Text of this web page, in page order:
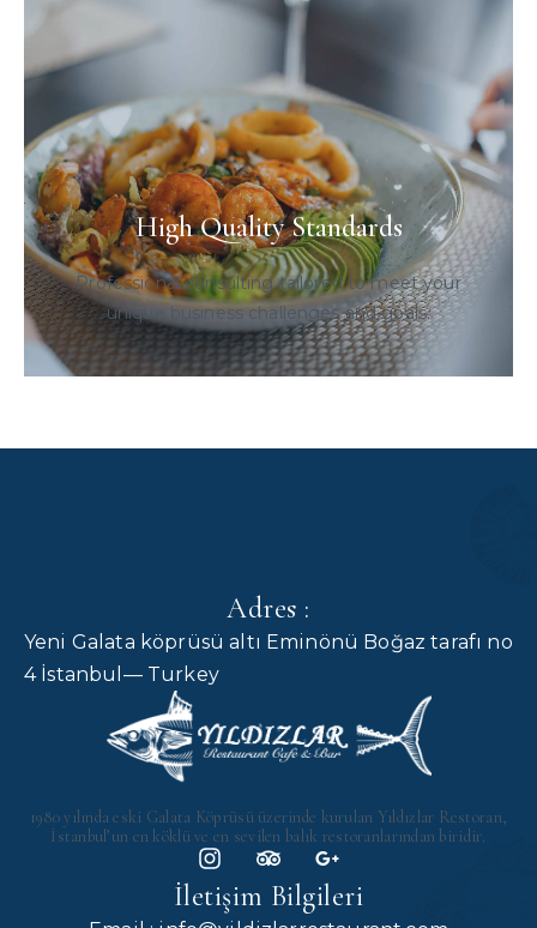
High Quality Standards
Professional consulting tailored to meet your
unique business challenges and goals.
Adres :
Yeni Galata köprüsü altı Eminönü Boğaz tarafı no
4 İstanbul— Turkey
1980 yılında eski Galata Köprüsü üzerinde kurulan Yıldızlar Restoran,
İstanbul’un en köklü ve en sevilen balık restoranlarından biridir.
İletişim Bilgileri